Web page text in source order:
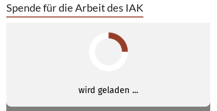
Spende für die Arbeit des IAK